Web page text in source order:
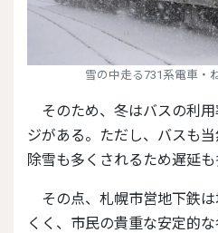
雪の中走る731系電車・
そのため、冬はバスの利用率が全体的に高いイメー
ジがある。ただし、バスも
除雪も多くされるため遅延も
その点、札幌市営地下鉄は地下路線なので遅延しに
くく、市民の貴重な安定的